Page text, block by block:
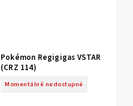
Pokémon Regigigas VSTAR
(CRZ 114)
Momentálně nedostupné